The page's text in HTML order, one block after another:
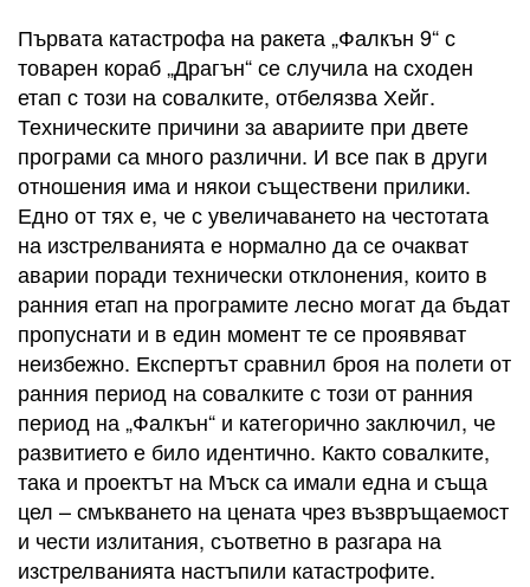
Първата катастрофа на ракета „Фалкън 9“ с
товарен кораб „Драгън“ се случила на сходен
етап с този на совалките, отбелязва Хейг.
Техническите причини за авариите при двете
програми са много различни. И все пак в други
отношения има и някои съществени прилики.
Едно от тях е, че с увеличаването на честотата
на изстрелванията е нормално да се очакват
аварии поради технически отклонения, които в
ранния етап на програмите лесно могат да бъдат
пропуснати и в един момент те се проявяват
неизбежно. Експертът сравнил броя на полети от
ранния период на совалките с този от ранния
период на „Фалкън“ и категорично заключил, че
развитието е било идентично. Както совалките,
така и проектът на Мъск са имали една и съща
цел – смъкването на цената чрез възвръщаемост
и чести излитания, съответно в разгара на
изстрелванията настъпили катастрофите.